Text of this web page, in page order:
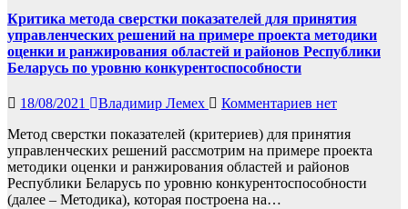
Критика метода сверстки показателей для принятия
управленческих решений на примере проекта методики
оценки и ранжирования областей и районов Республики
Беларусь по уровню конкурентоспособности
18/08/2021 Владимир Лемех
Комментариев нет
Метод сверстки показателей (критериев) для принятия
управленческих решений рассмотрим на примере проекта
методики оценки и ранжирования областей и районов
Республики Беларусь по уровню конкурентоспособности
(далее – Методика), которая построена на…